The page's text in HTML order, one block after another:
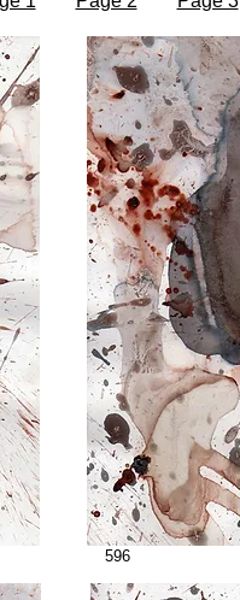
596